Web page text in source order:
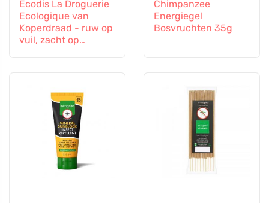
Ecodis La Droguerie
Ecologique van
Koperdraad - ruw op
vuil, zacht op
Chimpanzee
Energiegel
Bosvruchten 35g